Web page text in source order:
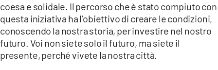
coesa e solidale. Il percorso che è stato compiuto con
questa iniziativa ha l’obiettivo di creare le condizioni,
conoscendo la nostra storia, per investire nel nostro
futuro. Voi non siete solo il futuro, ma siete il
presente, perché vivete la nostra città.